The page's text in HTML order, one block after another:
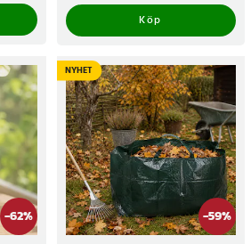
Köp
-62% -59%
NYHET